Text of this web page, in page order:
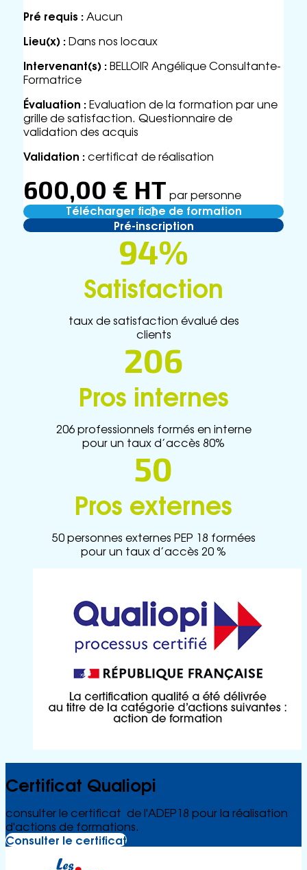
Pré requis :Aucun
Lieu(x) :Dans nos locaux
Intervenant(s) :BELLOIR Angélique Consultante-
Formatrice
Évaluation :Evaluation de la formation par une
grille de satisfaction. Questionnaire de
validation des acquis
Validation :certificat de réalisation
600,00 € HT par personne
Télécharger fiche de formation
Pré-inscription
94%
Satisfaction
taux de satisfaction évalué des
clients
206
Pros internes
206 professionnels formés en interne
pour un taux d’accès 80%
50
Pros externes
50 personnes externes PEP 18 formées
pour un taux d’accès 20 %
Certificat Qualiopi
consulter le certificat de l'ADEP18 pour la réalisation
d'actions de formations.
Consulter le certificat